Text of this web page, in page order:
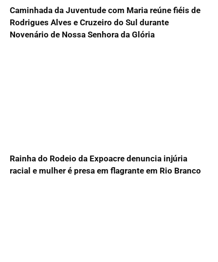
Caminhada da Juventude com Maria reúne fiéis de
Rodrigues Alves e Cruzeiro do Sul durante
Novenário de Nossa Senhora da Glória
Rainha do Rodeio da Expoacre denuncia injúria
racial e mulher é presa em flagrante em Rio Branco